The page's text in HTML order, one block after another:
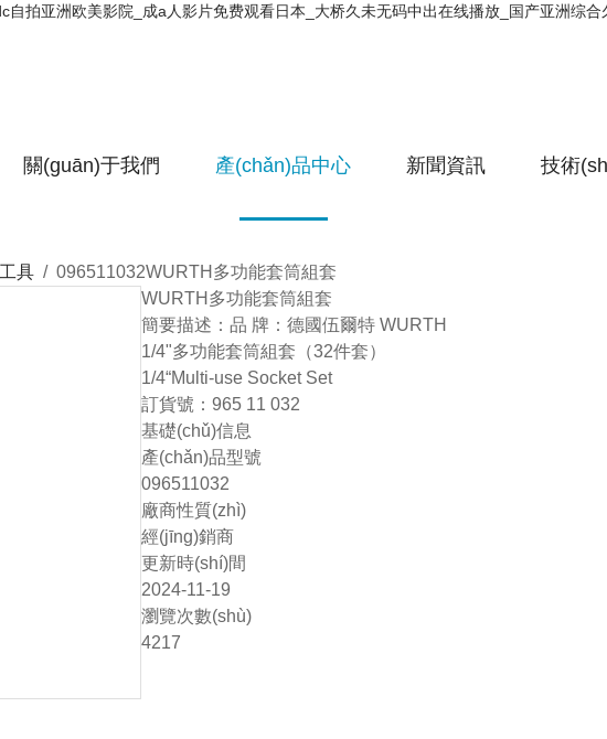
拍亚洲欧美影院_成a人影片免费观看日本_大桥久未无码中出在线播放_国产亚洲综
關(guān)于我們 產(chǎn)品中心 新聞資訊 技術
具 / 096511032WURTH多功能套筒組套
WURTH多功能套筒組套
簡要描述： 品 牌：德國伍爾特 WURTH
1/4"多功能套筒組套（32件套）
1/4“Multi-use Socket Set
訂貨號：965 11 032
基礎(chǔ)信息
產(chǎn)品型號
096511032
廠商性質(zhì)
經(jīng)銷商
更新時(shí)間
2024-11-19
瀏覽次數(shù)
4217